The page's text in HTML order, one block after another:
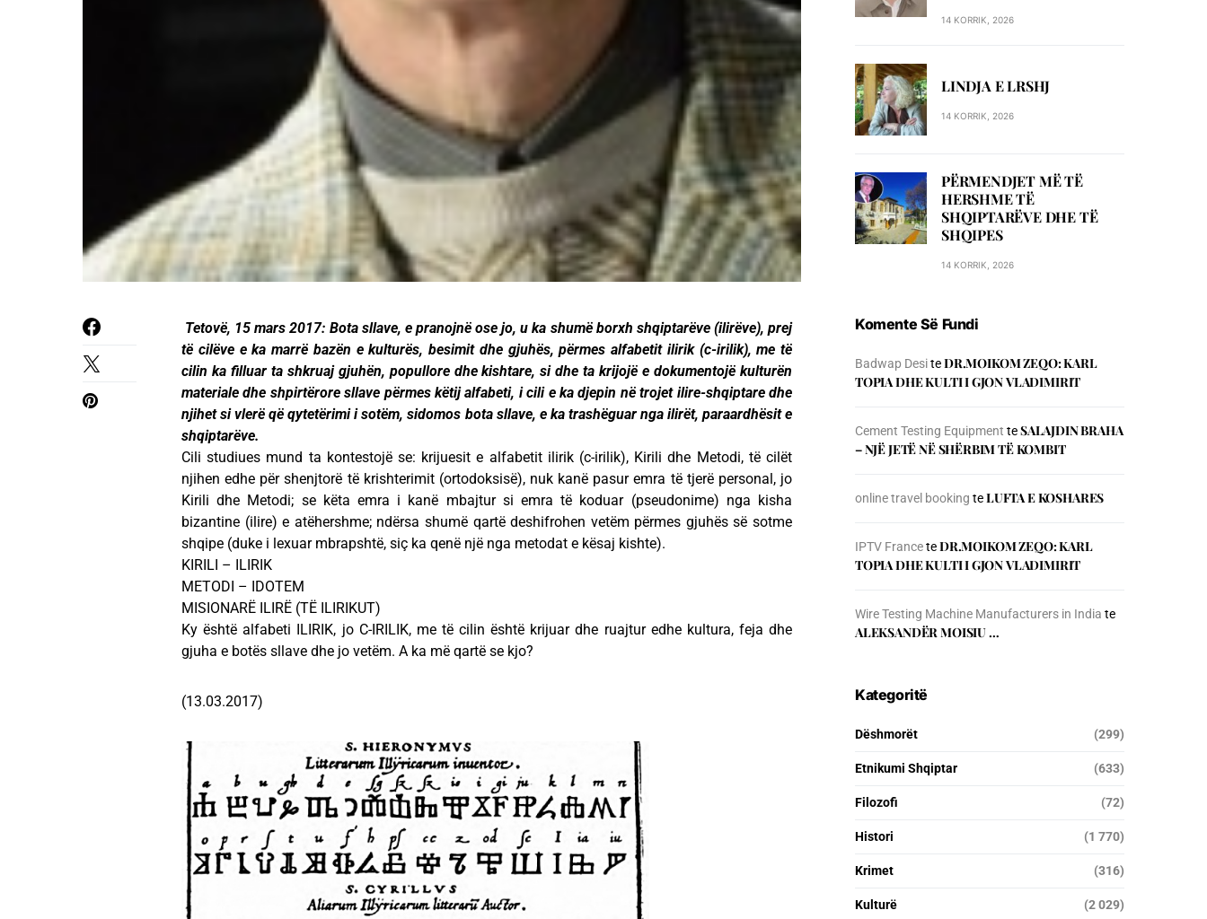
Tetovë, 15 mars 2017: Bota sllave, e pranojnë ose jo, u ka shumë borxh shqiptarëve (ilirëve), prej
të cilëve e ka marrë bazën e kulturës, besimit dhe gjuhës, përmes alfabetit ilirik (c-irilik), me të
cilin ka filluar ta shkruaj gjuhën, popullore dhe kishtare, si dhe ta krijojë e dokumentojë kulturën
materiale dhe shpirtërore sllave përmes këtij alfabeti, i cili e ka djepin në trojet ilire-shqiptare dhe
njihet si vlerë që qytetërimi i sotëm, sidomos bota sllave, e ka trashëguar nga ilirët, paraardhësit e
shqiptarëve.
Cili studiues mund ta kontestojë se: krijuesit e alfabetit ilirik (c-irilik), Kirili dhe Metodi, të cilët
njihen edhe për shenjtorë të krishterimit (ortodoksisë), nuk kanë pasur emra të tjerë personal, jo
Kirili dhe Metodi; se këta emra i kanë mbajtur si emra të koduar (pseudonime) nga kisha
bizantine (ilire) e atëhershme; ndërsa shumë qartë deshifrohen vetëm përmes gjuhës së sotme
shqipe (duke i lexuar mbrapshtë, siç ka qenë një nga metodat e kësaj kishte).
KIRILI – ILIRIK
METODI – IDOTEM
MISIONARË ILIRË (TË ILIRIKUT)
Ky është alfabeti ILIRIK, jo C-IRILIK, me të cilin është krijuar dhe ruajtur edhe kultura, feja dhe
gjuha e botës sllave dhe jo vetëm. A ka më qartë se kjo?
(13.03.2017)
14 KORRIK, 2026
LINDJA E LRSHJ
14 KORRIK, 2026
PËRMENDJET MË TË
HERSHME TË
SHQIPTARËVE DHE TË
SHQIPES
14 KORRIK, 2026
Komente Së Fundi
Badwap DesiteDR.MOIKOM ZEQO: KARL
TOPIA DHE KULTI I GJON VLADIMIRIT
Cement Testing Equipment teSALAJDIN BRAHA
– NJЁ JETЁ NЁ SHЁRBIM TЁ KOMBIT
online travel booking teLUFTA E KOSHARES
IPTV FranceteDR.MOIKOM ZEQO: KARL
TOPIA DHE KULTI I GJON VLADIMIRIT
Wire Testing Machine Manufacturers in India te
ALEKSANDËR MOISIU …
Kategoritë
Dëshmorët (299)
Etnikumi Shqiptar (633)
Filozofi (72)
Histori (1 770)
Krimet (316)
Kulturë (2 029)